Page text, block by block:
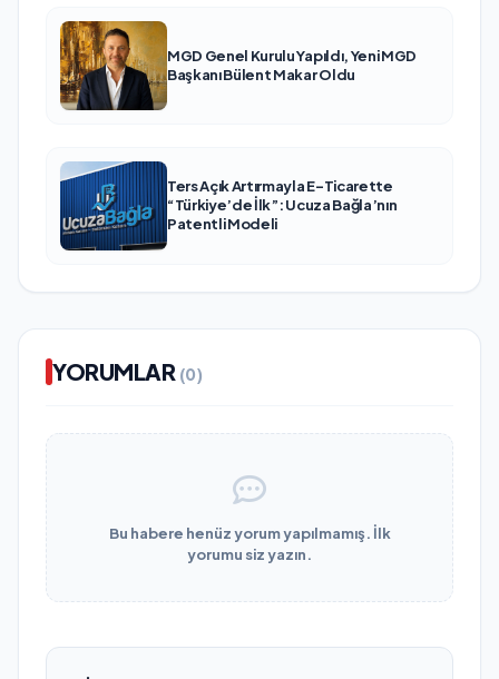
MGD Genel Kurulu Yapıldı, Yeni MGD
Başkanı Bülent Makar Oldu
Ters Açık Artırmayla E-Ticarette
“Türkiye’de İlk”: Ucuza Bağla’nın
Patentli Modeli
YORUMLAR (0)
Bu habere henüz yorum yapılmamış. İlk
yorumu siz yazın.